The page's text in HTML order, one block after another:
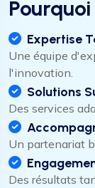
Expertise
Une équipe
l'innovation.
Solutions
Des services
Un partenariat
Des résultats